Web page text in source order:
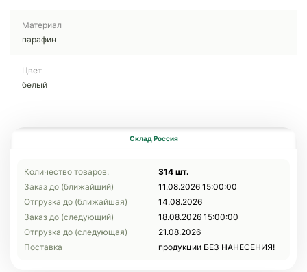
Материал
парафин
Цвет
белый
Склад Россия
Количество товаров:
314 шт.
Заказ до (ближайший)
11.08.2026 15:00:00
Отгрузка до (ближайшая)
14.08.2026
Заказ до (следующий)
18.08.2026 15:00:00
Отгрузка до (следующая)
21.08.2026
Поставка
продукции БЕЗ НАНЕСЕНИЯ!